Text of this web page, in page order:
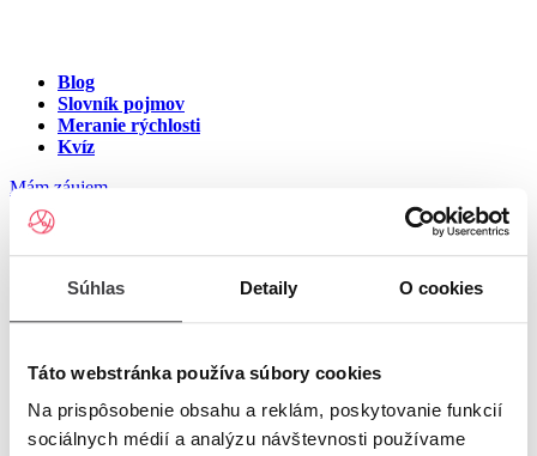
Súhlas Detaily O cookies
Táto webstránka používa súbory cookies
Na prispôsobenie obsahu a reklám, poskytovanie funkcií
sociálnych médií a analýzu návštevnosti používame
Blog
Slovník pojmov
Meranie rýchlosti
Kvíz
Mám záujem
Internet v meste Kuchyňa
Zadajte ulicu a číslo pre zobrazenie ponuky internetu v meste
Zadajte ulicu a číslopre zobrazenie ponuky internetu v lokalite
Kuchyňa